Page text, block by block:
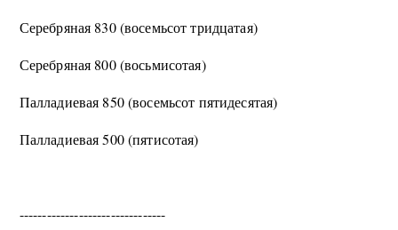
Серебряная 830 (восемьсот тридцатая)
Серебряная 800 (восьмисотая)
Палладиевая 850 (восемьсот пятидесятая)
Палладиевая 500 (пятисотая)
--------------------------------